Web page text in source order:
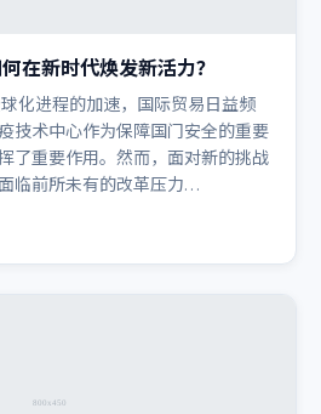
在新时代焕发新活力？
化进程的加速，国际贸易日益频
技术中心作为保障国门安全的重要
了重要作用。然而，面对新的挑战
临前所未有的改革压力…